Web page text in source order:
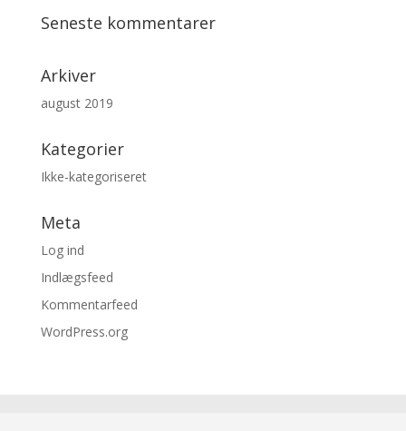
Seneste kommentarer
Arkiver
august 2019
Kategorier
Ikke-kategoriseret
Meta
Log ind
Indlægsfeed
Kommentarfeed
WordPress.org